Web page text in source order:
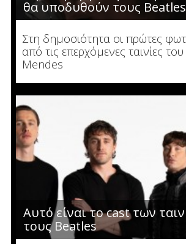
θα υποδυθούν τους Beatles
Στη δημοσιότητα οι πρώτες
από τις επερχόμενες ταινίες
Mendes
Αυτό είναι το cast των
τους Beatles